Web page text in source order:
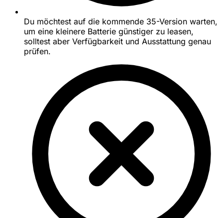
Du möchtest auf die kommende 35-Version warten,
um eine kleinere Batterie günstiger zu leasen,
solltest aber Verfügbarkeit und Ausstattung genau
prüfen.